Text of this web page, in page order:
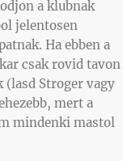
a klubnak
jelentosen
Ha ebben a
csak rovid tavon
(lasd Stroger vagy
mert a
mindenki mastol